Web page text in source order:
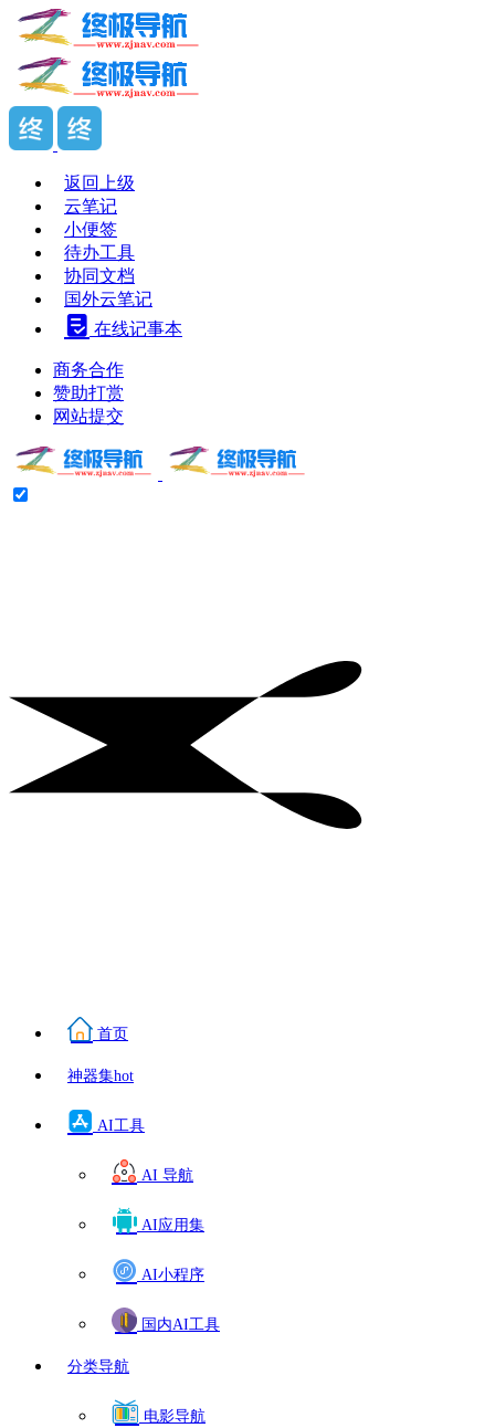
返回上级
云笔记
小便签
待办工具
协同文档
国外云笔记
在线记事本
商务合作
赞助打赏
网站提交
首页
神器集hot
AI工具
AI 导航
AI应用集
AI小程序
国内AI工具
分类导航
电影导航